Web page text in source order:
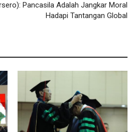
Pancasila Adalah Jangkar Moral
Hadapi Tantangan Global